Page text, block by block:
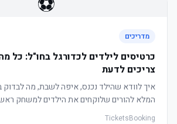
מדריכים
כרטיסים לילדים לכדורגל בחו"ל: כל
צריכים לדעת
איך לוודא שהילד נכנס, איפה לשבת, מה לבדוק
המלא להורים שלוקחים את הילדים למשחק
TicketsBooking